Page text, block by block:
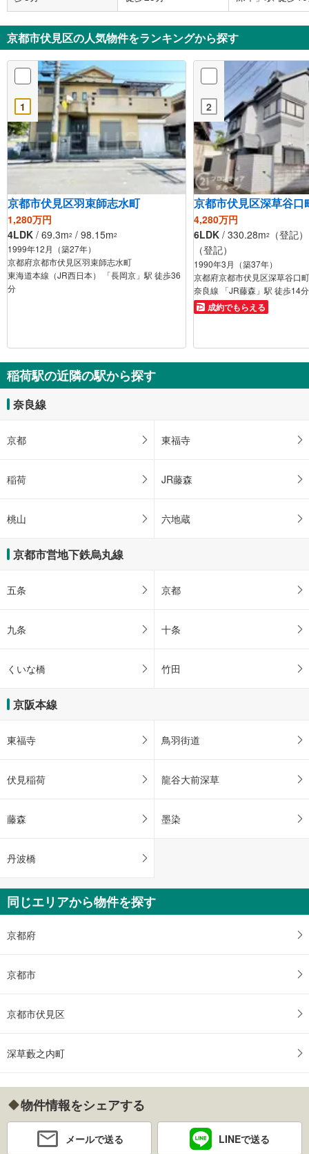
京都市伏見区の人気物件をランキングから探す
1
京都市伏見区羽束師志水町
1,280万円
4LDK / 69.3m2 / 98.15m2
1999年12月（築27年）
京都府京都市伏見区羽束師志水町
東海道本線（JR西日本） 「長岡京」駅 徒歩36
分
2
京都市伏見区深草谷口
4,280万円
6LDK / 330.28m2
（登記
（登記）
1990年3月（築37年）
京都府京都市伏見区深草谷口町
奈良線 「JR藤森」駅 徒歩14分
成約でもらえる
稲荷駅の近隣の駅から探す
奈良線
京都 東福寺
稲荷 JR藤森
桃山 六地蔵
京都市営地下鉄烏丸線
五条 京都
九条 十条
くいな橋 竹田
京阪本線
東福寺 鳥羽街道
伏見稲荷 龍谷大前深草
藤森 墨染
丹波橋
同じエリアから物件を探す
京都府
京都市
京都市伏見区
深草藪之内町
物件情報をシェアする
メールで送る LINEで送る